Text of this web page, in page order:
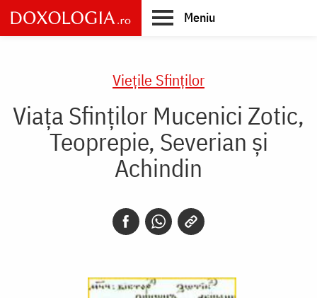
Skip
to
main
Meniu
Vieţile Sfinţilor
Viața Sfinților Mucenici Zotic,
Teoprepie, Severian și
Achindin